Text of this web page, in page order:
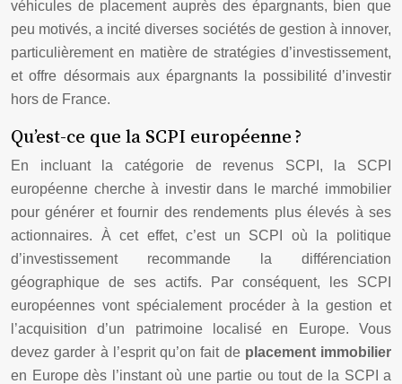
véhicules de placement auprès des épargnants, bien que
peu motivés, a incité diverses sociétés de gestion à innover,
particulièrement en matière de stratégies d’investissement,
et offre désormais aux épargnants la possibilité d’investir
hors de France.
Qu’est-ce que la SCPI européenne ?
En incluant la catégorie de revenus SCPI, la SCPI
européenne cherche à investir dans le marché immobilier
pour générer et fournir des rendements plus élevés à ses
actionnaires. À cet effet, c’est un SCPI où la politique
d’investissement recommande la différenciation
géographique de ses actifs. Par conséquent, les SCPI
européennes vont spécialement procéder à la gestion et
l’acquisition d’un patrimoine localisé en Europe. Vous
devez garder à l’esprit qu’on fait de placement immobilier
en Europe dès l’instant où une partie ou tout de la SCPI a